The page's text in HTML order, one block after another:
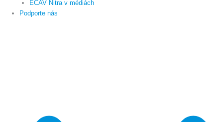
ECAV Nitra v médiách
Podporte nás